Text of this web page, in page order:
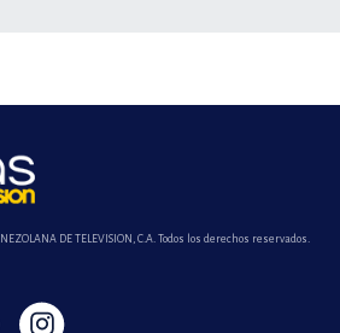
DE TELEVISION, C.A. Todos los derechos reservados.